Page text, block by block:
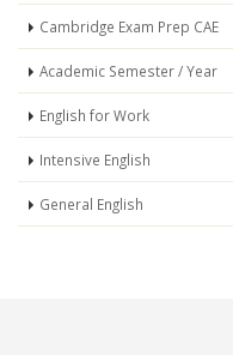
Cambridge Exam Prep CAE
Academic Semester / Year
English for Work
Intensive English
General English